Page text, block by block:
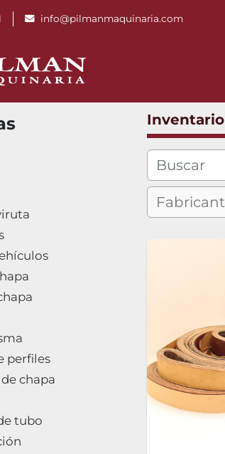
info@pilmanmaquinaria.com
perfiles
chapa
tubo
Inventario